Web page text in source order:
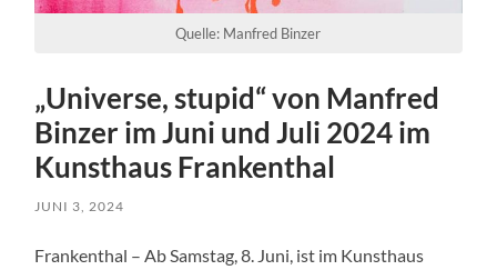
Quelle: Manfred Binzer
„Universe, stupid“ von Manfred
Binzer im Juni und Juli 2024 im
Kunsthaus Frankenthal
JUNI 3, 2024
Frankenthal – Ab Samstag, 8. Juni, ist im Kunsthaus